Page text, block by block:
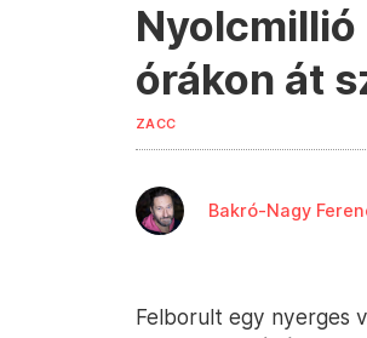
órákon át
ZACC
Bakró-Nagy
Felborult egy nyerges